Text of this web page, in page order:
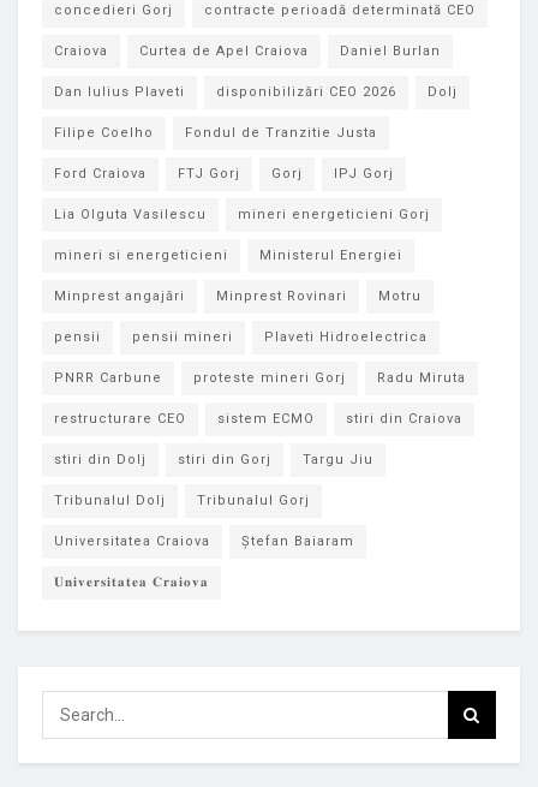
concedieri Gorj contracte perioadă determinată CEO
Craiova Curtea de Apel Craiova Daniel Burlan
Dan Iulius Plaveti disponibilizări CEO 2026 Dolj
Filipe Coelho Fondul de Tranzitie Justa
Ford Craiova FTJ Gorj Gorj IPJ Gorj
Lia Olguta Vasilescu mineri energeticieni Gorj
mineri si energeticieni Ministerul Energiei
Minprest angajări Minprest Rovinari Motru
pensii pensii mineri Plaveti Hidroelectrica
PNRR Carbune proteste mineri Gorj Radu Miruta
restructurare CEO sistem ECMO stiri din Craiova
stiri din Dolj stiri din Gorj Targu Jiu
Tribunalul Dolj Tribunalul Gorj
Universitatea Craiova Ștefan Baiaram
𝐔𝐧𝐢𝐯𝐞𝐫𝐬𝐢𝐭𝐚𝐭𝐞𝐚 𝐂𝐫𝐚𝐢𝐨𝐯𝐚